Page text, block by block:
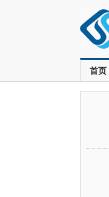
首页